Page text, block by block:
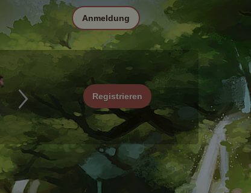
Registrieren
Anmeldung